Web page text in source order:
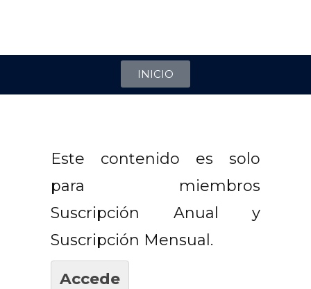
INICIO
Este contenido es solo
para miembros
Suscripción Anual y
Suscripción Mensual.
Accede